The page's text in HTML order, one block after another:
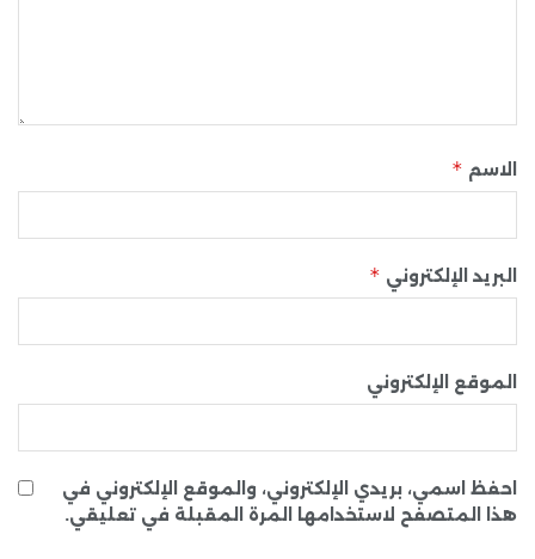
الاسم *
البريد الإلكتروني *
الموقع الإلكتروني
احفظ اسمي، بريدي الإلكتروني، والموقع الإلكتروني في
هذا المتصفح لاستخدامها المرة المقبلة في تعليقي.